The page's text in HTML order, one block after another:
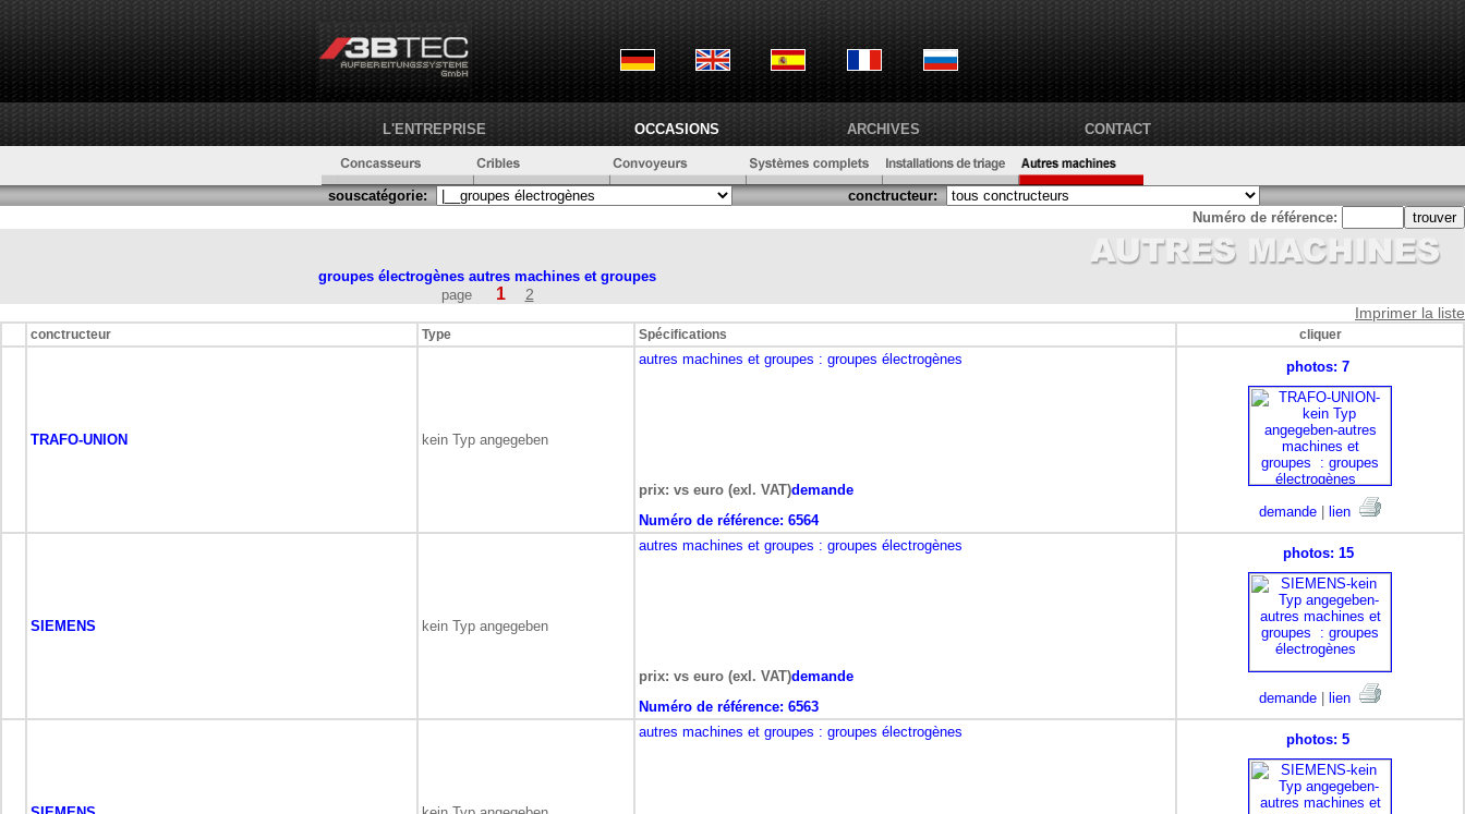
L'ENTREPRISE OCCASIONS ARCHIVES CONTACT
souscatégorie:
conctructeur:
Numéro de référence:
groupes électrogènes autres machines et groupes
page
1
2
Imprimer la liste
conctructeur Type Spécifications cliquer
TRAFO-UNION kein Typ angegeben
autres machines et groupes : groupes électrogènes
prix: vs euro (exl. VAT)demande
Numéro de référence: 6564
photos: 7
demande lien
SIEMENS kein Typ angegeben
autres machines et groupes : groupes électrogènes
prix: vs euro (exl. VAT)demande
Numéro de référence: 6563
photos: 15
demande lien
autres machines et groupes : groupes électrogènes photos: 5